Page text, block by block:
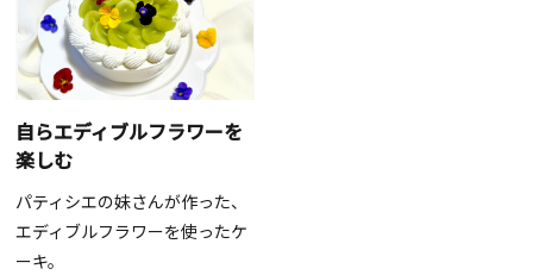
自らエディブルフラワーを
楽しむ
パティシエの妹さんが作った、
エディブルフラワーを使ったケ
ーキ。